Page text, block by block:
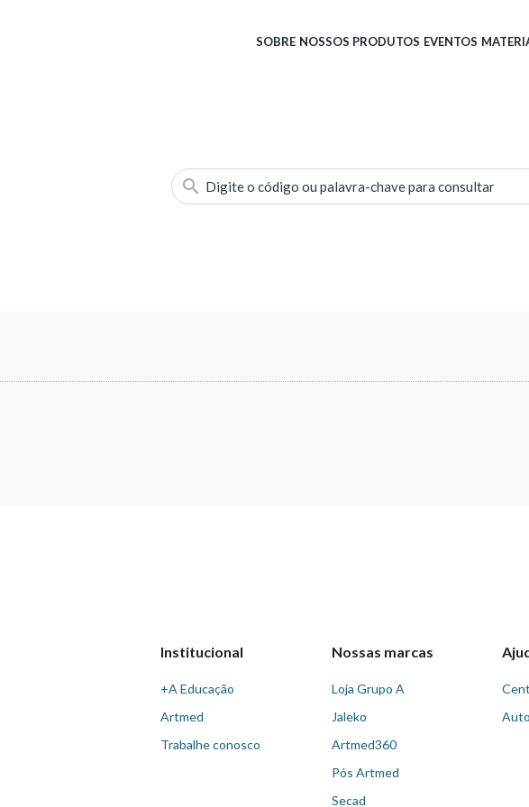
SOBRE NOSSOS PRODUTOS EVENTOS
Digite o código ou palavra-chave para consultar
Institucional
+A Educação
Artmed
Trabalhe conosco
Nossas marcas
Loja Grupo A
Jaleko
Artmed360
Pós Artmed
Secad